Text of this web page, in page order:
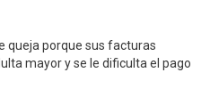
queja porque sus facturas
mayor y se le dificulta el pago